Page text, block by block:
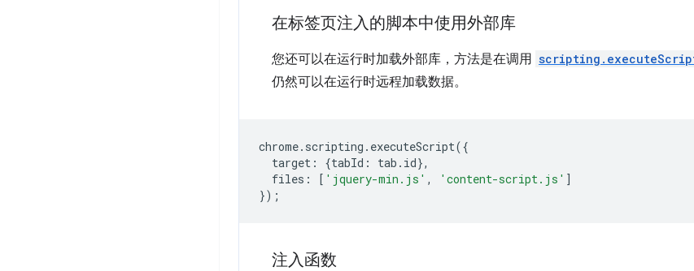
在标签页注入的脚本中使用外部库
您还可以在运行时加载外部库，方法是在调用
仍然可以在运行时远程加载数据。
chrome. scripting . executeScript({
target : {tabId : tab . id},
files : [ 'jquery-min.js' , 'content-script.js' ]
});
注入函数